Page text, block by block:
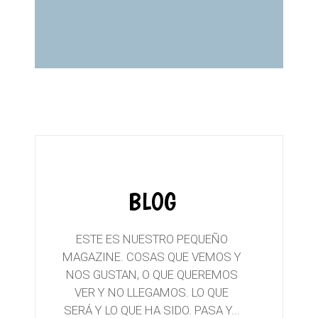
BLOG
ESTE ES NUESTRO PEQUEÑO
MAGAZINE. COSAS QUE VEMOS Y
NOS GUSTAN, O QUE QUEREMOS
VER Y NO LLEGAMOS. LO QUE
SERÁ Y LO QUE HA SIDO. PASA Y...